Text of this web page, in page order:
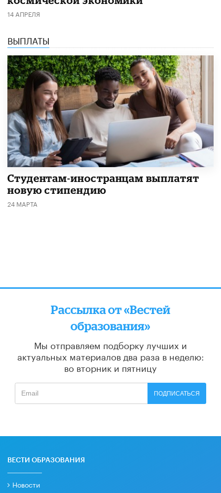
14 АПРЕЛЯ
ВЫПЛАТЫ
Студентам-иностранцам выплатят
новую стипендию
24 МАРТА
Рассылка от «Вестей
образования»
Мы отправляем подборку лучших и
актуальных материалов два раза в неделю:
во вторник и пятницу
ПОДПИСАТЬСЯ
ВЕСТИ ОБРАЗОВАНИЯ
Новости